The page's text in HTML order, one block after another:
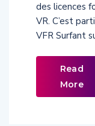
des licences
VR. C’est
VFR Surfant
Read
More